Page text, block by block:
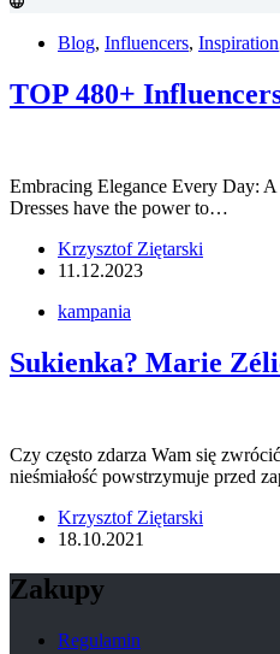
Blog, Influencers, Inspiration
TOP 480+
Embracing Elegance Every Day: A
Dresses have the power to…
Krzysztof Ziętarski
11.12.2023
kampania
Sukienka? Marie
Czy często zdarza Wam się
nieśmiałość powstrzymuje przed
Krzysztof Ziętarski
18.10.2021
Zakupy
Regulamin